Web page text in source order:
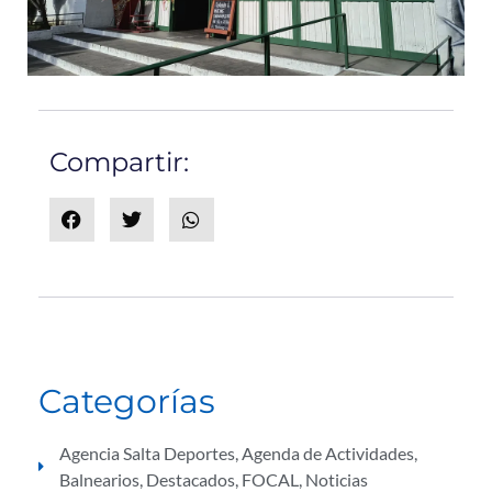
Compartir:
Categorías
Agencia Salta Deportes,Agenda de Actividades,
Balnearios, Destacados, FOCAL, Noticias